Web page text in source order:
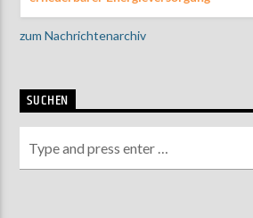
zum Nachrichtenarchiv
SUCHEN